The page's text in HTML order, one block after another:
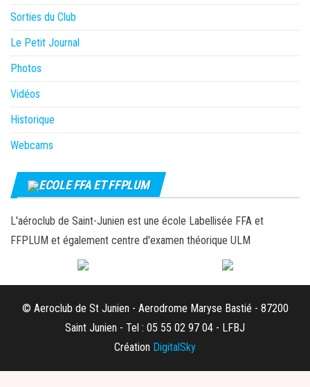
Sorties du Club
Le Petit Journal
Photos
Vidéos
Historique
Webcams
ECOLE FFA ET FFPLUM
L'aéroclub de Saint-Junien est une école Labellisée FFA et
FFPLUM et également centre d'examen théorique ULM
© Aeroclub de St Junien - Aerodrome Maryse Bastié - 87200
Saint Junien - Tel : 05 55 02 97 04 - LFBJ
Création DigitalSky